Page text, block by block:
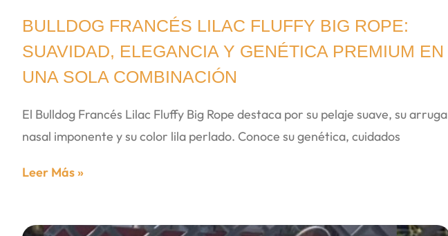
BULLDOG FRANCÉS LILAC FLUFFY BIG ROPE:
SUAVIDAD, ELEGANCIA Y GENÉTICA PREMIUM EN
UNA SOLA COMBINACIÓN
El Bulldog Francés Lilac Fluffy Big Rope destaca por su pelaje suave, su arruga
nasal imponente y su color lila perlado. Conoce su genética, cuidados
Leer Más »